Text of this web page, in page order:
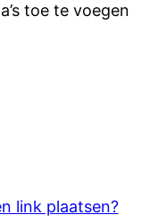
toe te voegen
link plaatsen?